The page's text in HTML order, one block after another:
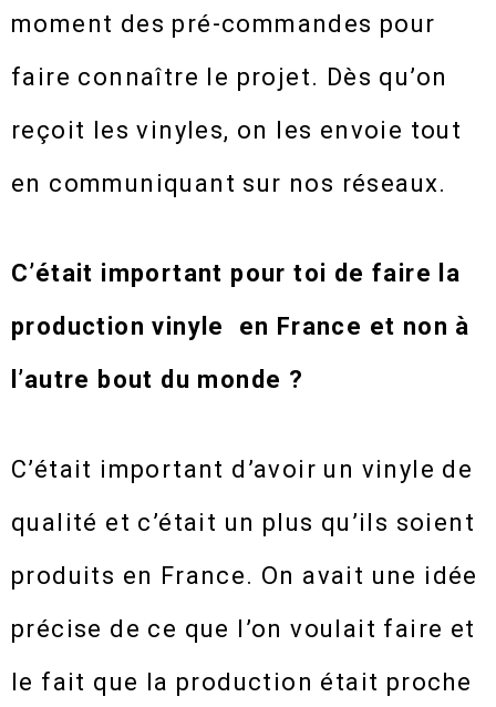
moment des pré-commandes pour
faire connaître le projet. Dès qu’on
reçoit les vinyles, on les envoie tout
en communiquant sur nos réseaux.
C’était important pour toi de faire la
production vinyle en France et non à
l’autre bout du monde ?
C’était important d’avoir un vinyle de
qualité et c’était un plus qu’ils soient
produits en France. On avait une idée
précise de ce que l’on voulait faire et
le fait que la production était proche